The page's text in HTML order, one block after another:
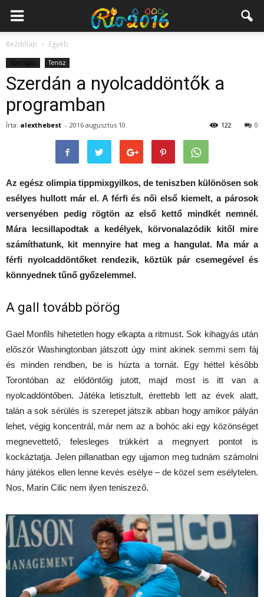
Kezdőlap Egyéb
Sportágak Tenisz
Szerdán a nyolcaddöntők a
programban
Írta: alexthebest - 2016 augusztus 10. 0
122
Az egész olimpia tippmixgyilkos, de teniszben különösen sok
esélyes hullott már el. A férfi és női első kiemelt, a párosok
versenyében pedig rögtön az első kettő mindkét nemnél.
Mára lecsillapodtak a kedélyek, körvonalazódik kitől mire
számíthatunk, kit mennyire hat meg a hangulat. Ma már a
férfi nyolcaddöntőket rendezik, köztük pár csemegével és
könnyednek tűnő győzelemmel.
A gall tovább pörög
Gael Monfils hihetetlen hogy elkapta a ritmust. Sok kihagyás után
először Washingtonban játszott úgy mint akinek semmi sem fáj
és minden rendben, be is húzta a tornát. Egy héttel később
Torontóban az elődöntőig jutott, majd most is itt van a
nyolcaddöntőben. Játéka letisztult, érettebb lett az évek alatt,
talán a sok sérülés is szerepet játszik abban hogy amikor pályán
lehet, végig koncentrál, már nem az a bohóc aki egy közönséget
megnevettető, felesleges trükkért a megnyert pontot is
kockáztatja. Jelen pillanatban egy ujjamon meg tudnám számolni
hány játékos ellen lenne kevés esélye – de közel sem esélytelen.
Nos, Marin Cilic nem ilyen teniszező.